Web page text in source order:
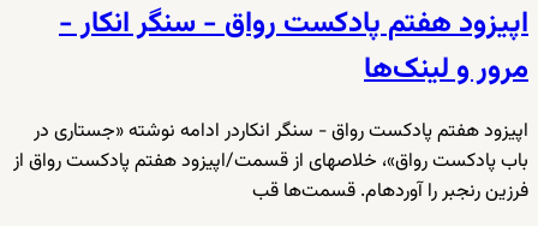
اپیزود هفتم پادکست رواق - سنگر انکار -
مرور و لینک‌ها
اپیزود هفتم پادکست رواق - سنگر انکاردر ادامه نوشته «جستاری در
باب پادکست رواق»، خلاصهای از قسمت/اپیزود هفتم پادکست رواق از
فرزین رنجبر را آوردهام. قسمت‌ها قب